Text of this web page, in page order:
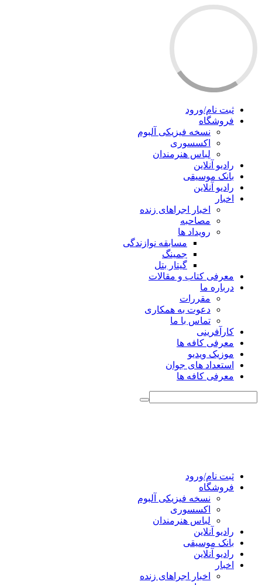
ثبت نام/ورود
فروشگاه
نسخه فیزیکی آلبوم
اکسسوری
لباس هنرمندان
رادیو آنلاین
بانک موسیقی
رادیو آنلاین
اخبار
اخبار اجراهای زنده
مصاحبه
رویداد ها
مسابقه نوازندگی
جمینگ
گیتار بتل
معرفی کتاب و مقالات
درباره ما
مقررات
دعوت به همکاری
تماس با ما
کارآفرینی
معرفی کافه ها
موزیک ویدیو
استعداد های جوان
معرفی کافه ها
ثبت نام/ورود
فروشگاه
نسخه فیزیکی آلبوم
اکسسوری
لباس هنرمندان
رادیو آنلاین
بانک موسیقی
رادیو آنلاین
اخبار
اخبار اجراهای زنده